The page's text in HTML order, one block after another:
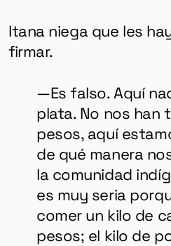
Itana niega que les
firmar.
—Es falso. Aquí
plata. No nos han
pesos, aquí
de qué manera
la comunidad
es muy seria
comer un kilo de
pesos; el kilo de